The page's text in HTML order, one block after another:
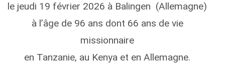
le jeudi 19 février 2026 à Balingen (Allemagne)
à l’âge de 96 ans dont 66 ans de vie
missionnaire
en Tanzanie, au Kenya et en Allemagne.